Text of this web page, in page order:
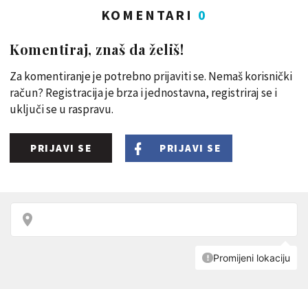
KOMENTARI 0
Komentiraj, znaš da želiš!
Za komentiranje je potrebno prijaviti se. Nemaš korisnički
račun? Registracija je brza i jednostavna, registriraj se i
uključi se u raspravu.
PRIJAVI SE PRIJAVI SE